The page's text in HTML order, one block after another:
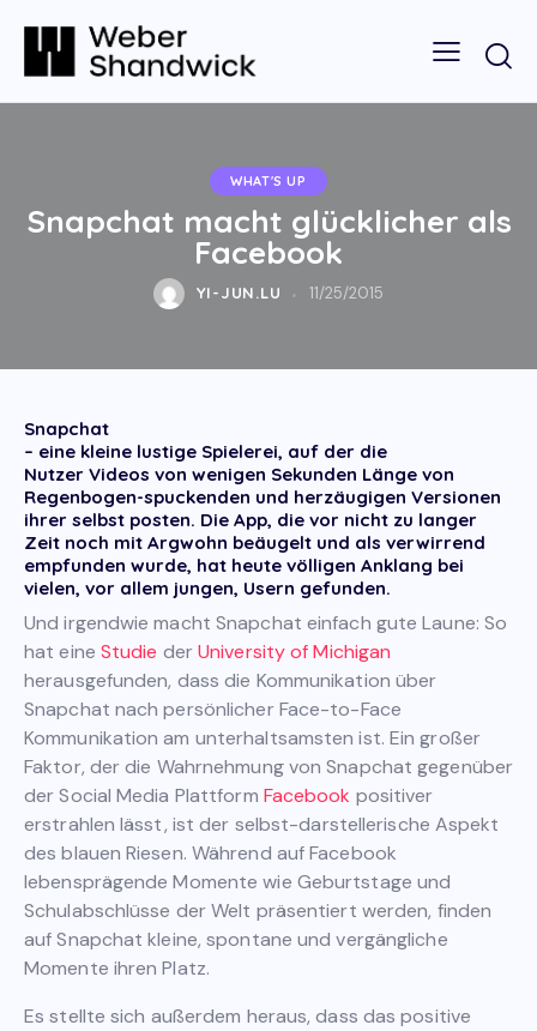
WHAT'S UP
Snapchat macht glücklicher als
Facebook
YI-JUN.LU 11/25/2015
Snapchat
– eine kleine lustige Spielerei, auf der die
Nutzer Videos von wenigen Sekunden Länge von
Regenbogen-spuckenden und herzäugigen Versionen
ihrer selbst posten. Die App, die vor nicht zu langer
Zeit noch mit Argwohn beäugelt und als verwirrend
empfunden wurde, hat heute völligen Anklang bei
vielen, vor allem jungen, Usern gefunden.
Und irgendwie macht Snapchat einfach gute Laune: So
hat eine Studie derUniversity of Michigan
herausgefunden, dass die Kommunikation über
Snapchat nach persönlicher Face-to-Face
Kommunikation am unterhaltsamsten ist. Ein großer
Faktor, der die Wahrnehmung von Snapchat gegenüber
der Social Media Plattform Facebook positiver
erstrahlen lässt, ist der selbst-darstellerische Aspekt
des blauen Riesen. Während auf Facebook
lebensprägende Momente wie Geburtstage und
Schulabschlüsse der Welt präsentiert werden, finden
auf Snapchat kleine, spontane und vergängliche
Momente ihren Platz.
Es stellte sich außerdem heraus, dass das positive